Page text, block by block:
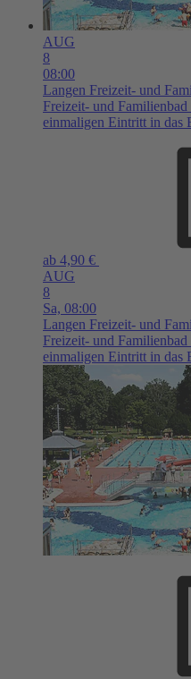
AUG
8
08:00
Langen Freizeit- und
Freizeit- und
einmaligen Eintritt in das
ab 4,90 €
AUG
8
Sa, 08:00
Langen Freizeit- und
Freizeit- und
einmaligen Eintritt in das